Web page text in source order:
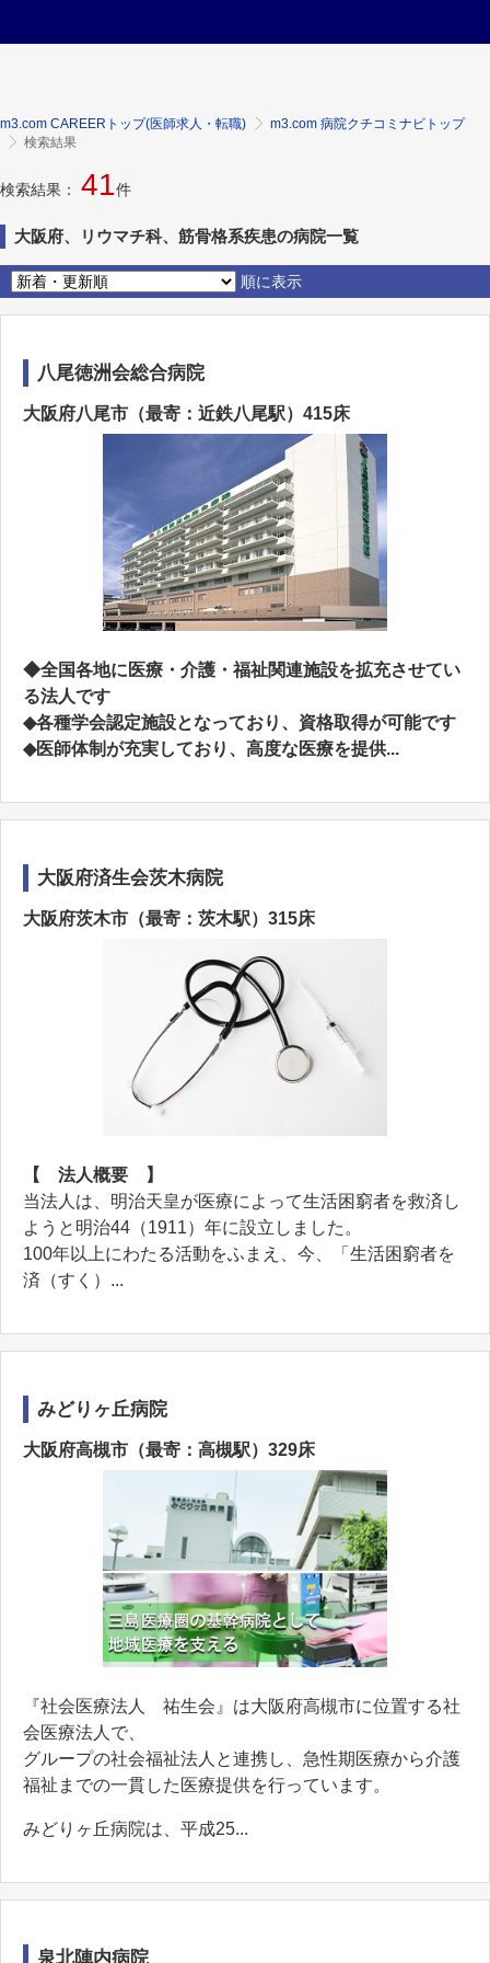
m3.com CAREERトップ(医師求人・転職)
m3.com 病院クチコミナビトップ
検索結果
検索結果： 41件
大阪府、リウマチ科、筋骨格系疾患の病院一覧
順に表示
八尾徳洲会総合病院
大阪府八尾市（最寄：近鉄八尾駅）415床
◆全国各地に医療・介護・福祉関連施設を拡充させてい
る法人です
◆各種学会認定施設となっており、資格取得が可能です
◆医師体制が充実しており、高度な医療を提供...
大阪府済生会茨木病院
大阪府茨木市（最寄：茨木駅）315床
【 法人概要 】
当法人は、明治天皇が医療によって生活困窮者を救済し
ようと明治44（1911）年に設立しました。
100年以上にわたる活動をふまえ、今、「生活困窮者を
済（すく）...
みどりヶ丘病院
大阪府高槻市（最寄：高槻駅）329床
『社会医療法人 祐生会』は大阪府高槻市に位置する社
会医療法人で、
グループの社会福祉法人と連携し、急性期医療から介護
福祉までの一貫した医療提供を行っています。
みどりヶ丘病院は、平成25...
泉北陣内病院